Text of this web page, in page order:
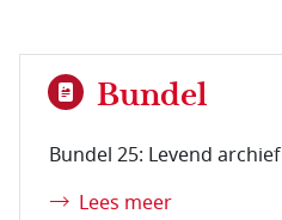
Bundel
Bundel 25: Levend archief
Lees meer